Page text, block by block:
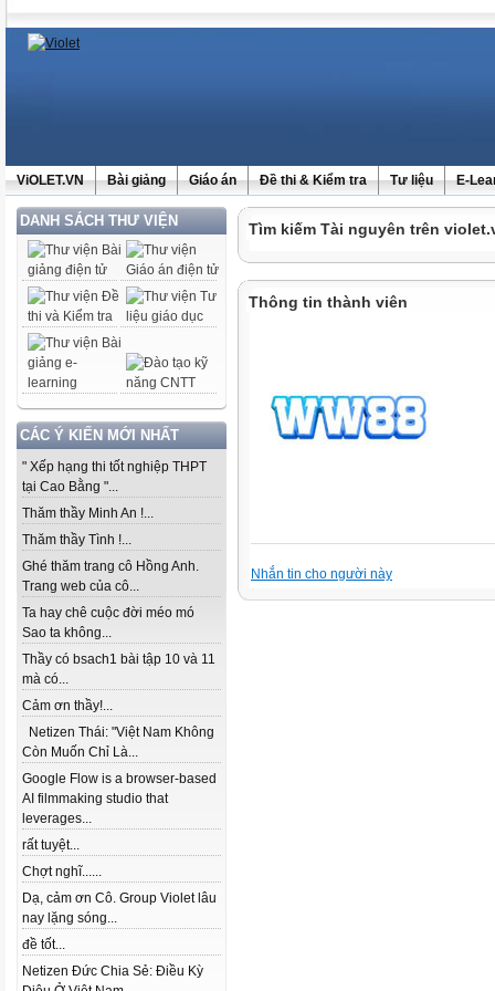
ViOLET.VN Bài giảng Giáo án Đề thi & Kiểm tra Tư liệu E-
DANH SÁCH THƯ VIỆN
CÁC Ý KIẾN MỚI NHẤT
" Xếp hạng thi tốt nghiệp THPT
tại Cao Bằng "...
Thăm thầy Minh An !...
Thăm thầy Tình !...
Ghé thăm trang cô Hồng Anh.
Trang web của cô...
Ta hay chê cuộc đời méo mó
Sao ta không...
Thầy có bsach1 bài tập 10 và 11
mà có...
Cảm ơn thầy!...
Netizen Thái: "Việt Nam Không
Còn Muốn Chỉ Là...
Google Flow is a browser-based
AI filmmaking studio that
leverages...
rất tuyệt...
Chợt nghĩ......
Dạ, cảm ơn Cô. Group Violet lâu
nay lặng sóng...
đề tốt...
Netizen Đức Chia Sẻ: Điều Kỳ
Tìm kiếm Tài nguyên trên
Thông tin thành viên
Nhắn tin cho người này